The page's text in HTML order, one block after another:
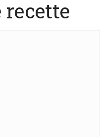
recette